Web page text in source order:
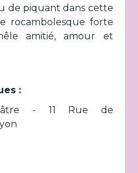
de piquant dans cette
rocambolesque forte
amitié, amour et
:
- 11 Rue de